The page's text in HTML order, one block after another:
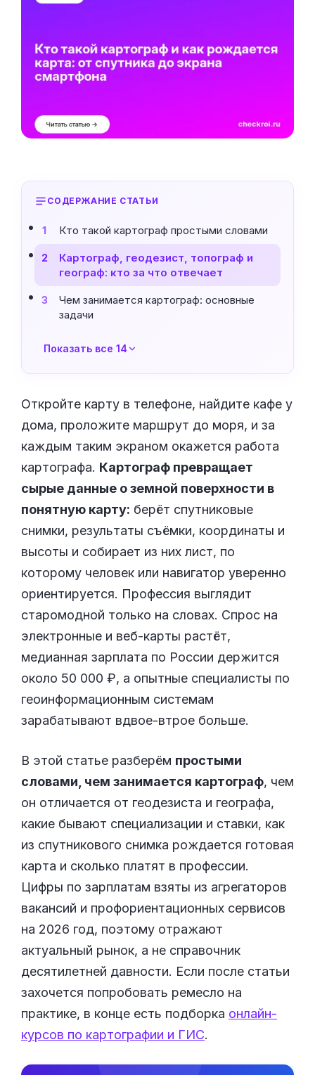
СОДЕРЖАНИЕ СТАТЬИ
1 Кто такой картограф простыми словами
2
Картограф, геодезист, топограф и
географ: кто за что отвечает
3
Чем занимается картограф: основные
задачи
Показать все 14
Откройте карту в телефоне, найдите кафе у
дома, проложите маршрут до моря, и за
каждым таким экраном окажется работа
картографа. Картограф превращает
сырые данные о земной поверхности в
понятную карту: берёт спутниковые
снимки, результаты съёмки, координаты и
высоты и собирает из них лист, по
которому человек или навигатор уверенно
ориентируется. Профессия выглядит
старомодной только на словах. Спрос на
электронные и веб-карты растёт,
медианная зарплата по России держится
около 50 000 ₽, а опытные специалисты по
геоинформационным системам
зарабатывают вдвое-втрое больше.
В этой статье разберём простыми
словами, чем занимается картограф, чем
он отличается от геодезиста и географа,
какие бывают специализации и ставки, как
из спутникового снимка рождается готовая
карта и сколько платят в профессии.
Цифры по зарплатам взяты из агрегаторов
вакансий и профориентационных сервисов
на 2026 год, поэтому отражают
актуальный рынок, а не справочник
десятилетней давности. Если после статьи
захочется попробовать ремесло на
практике, в конце есть подборка онлайн-
курсов по картографии и ГИС.